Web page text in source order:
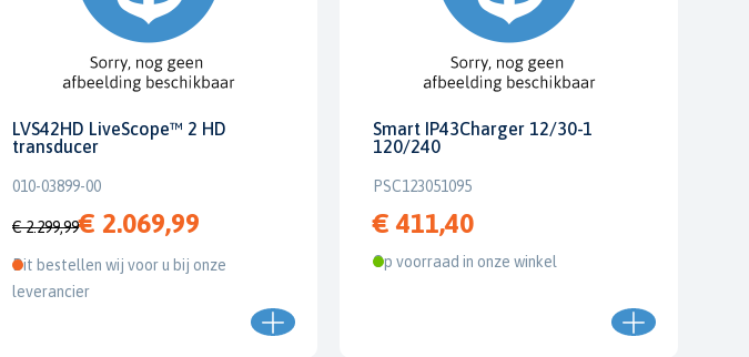
LVS42HD LiveScope™ 2 HD
transducer
010-03899-00
€ 2.299,99€ 2.069,99
Dit bestellen wij voor u bij onze
leverancier
Smart IP43Charger 12/30-1
120/240
PSC123051095
€ 411,40
Op voorraad in onze winkel